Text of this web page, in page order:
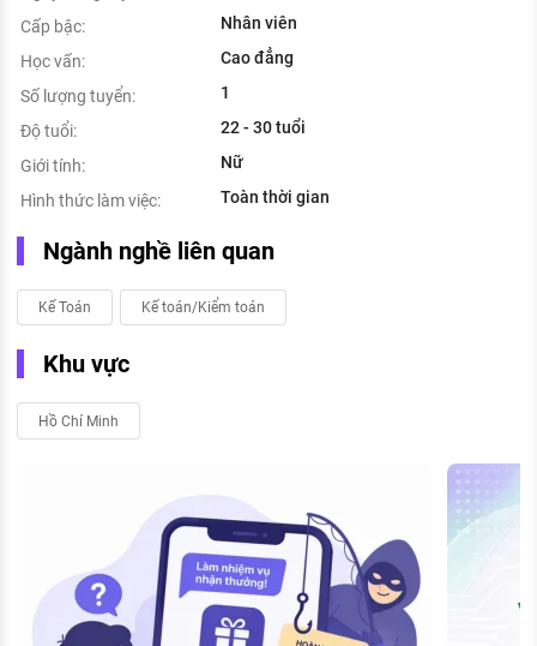
Cấp bậc:
Nhân viên
Học vấn:
Cao đẳng
Số lượng tuyển:
1
Độ tuổi:
22 - 30 tuổi
Giới tính:
Nữ
Hình thức làm việc:
Toàn thời gian
Ngành nghề liên quan
Kế Toán Kế toán/Kiểm toán
Khu vực
Hồ Chí Minh